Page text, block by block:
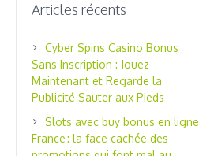
Articles récents
Cyber Spins Casino Bonus
Sans Inscription : Jouez
Maintenant et Regarde la
Publicité Sauter aux Pieds
Slots avec buy bonus en ligne
France : la face cachée des